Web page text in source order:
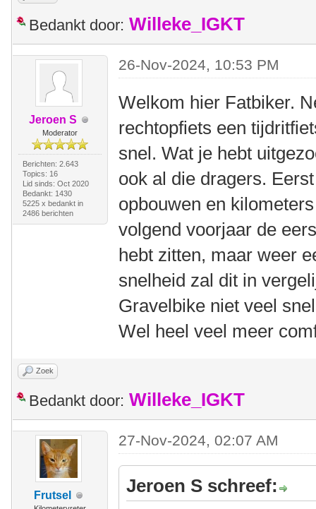
Bedankt door: Willeke_IGKT
Jeroen S
Moderator
Berichten: 2.643
Topics: 16
Lid sinds: Oct 2020
Bedankt: 1430
5225 x bedankt in
2486 berichten
26-Nov-2024, 10:53 PM
Welkom hier Fatbiker.
rechtopfiets een
snel. Wat je hebt
ook al die dragers.
opbouwen en
volgend voorjaar de
hebt zitten, maar weer
snelheid zal dit in
Gravelbike niet veel
Wel heel veel meer
Zoek
Bedankt door: Willeke_IGKT
Frutsel
27-Nov-2024, 02:07 AM
Jeroen S schreef: